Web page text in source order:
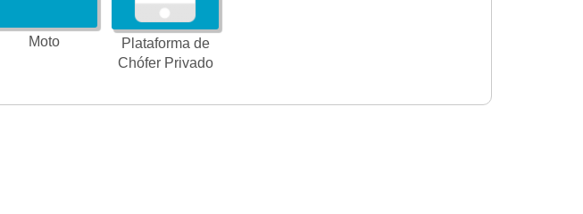
Moto
Plataforma de
Chófer Privado